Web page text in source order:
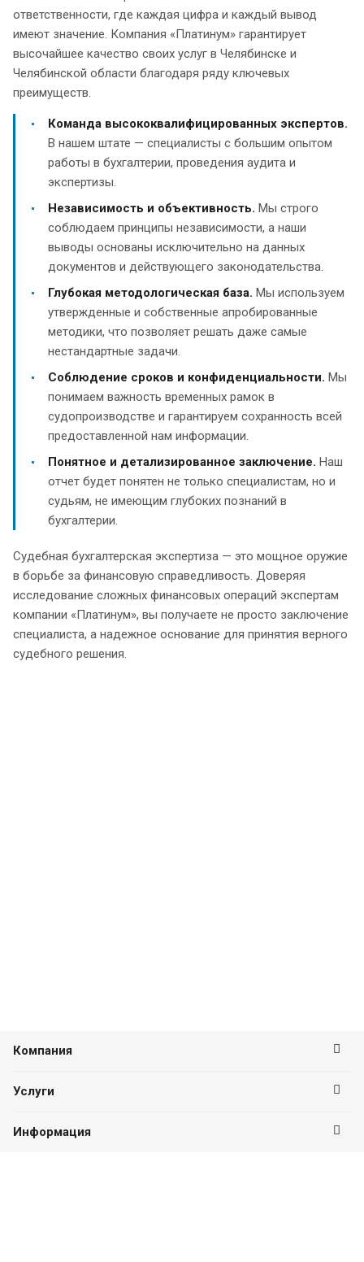
ответственности, где каждая цифра и каждый вывод
имеют значение. Компания «Платинум» гарантирует
высочайшее качество своих услуг в Челябинске и
Челябинской области благодаря ряду ключевых
преимуществ.
Команда высококвалифицированных экспертов.
В нашем штате — специалисты с большим опытом
работы в бухгалтерии, проведения аудита и
экспертизы.
Независимость и объективность. Мы строго
соблюдаем принципы независимости, а наши
выводы основаны исключительно на данных
документов и действующего законодательства.
Глубокая методологическая база. Мы используем
утвержденные и собственные апробированные
методики, что позволяет решать даже самые
нестандартные задачи.
Соблюдение сроков и конфиденциальности. Мы
понимаем важность временных рамок в
судопроизводстве и гарантируем сохранность всей
предоставленной нам информации.
Понятное и детализированное заключение. Наш
отчет будет понятен не только специалистам, но и
судьям, не имеющим глубоких познаний в
бухгалтерии.
Судебная бухгалтерская экспертиза — это мощное оружие
в борьбе за финансовую справедливость. Доверяя
исследование сложных финансовых операций экспертам
компании «Платинум», вы получаете не просто заключение
специалиста, а надежное основание для принятия верного
судебного решения.
Компания
Услуги
Информация